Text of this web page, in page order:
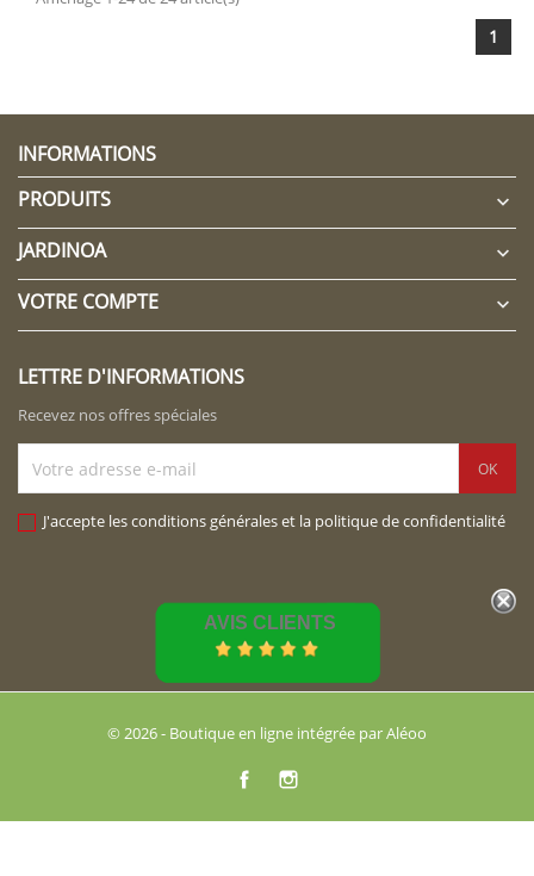
1
INFORMATIONS
PRODUITS

JARDINOA 
VOTRE COMPTE 
LETTRE D'INFORMATIONS
Recevez nos offres spéciales
J'accepte les conditions générales et la politique de confidentialité
AVIS CLIENTS
© 2026 - Boutique en ligne intégrée par Aléoo
Facebook